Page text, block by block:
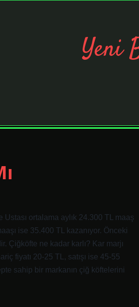
Yeni
ortalama aylık 24.300 TL maaş
ise 35.400 TL kazanıyor. Önceki
Çiğköfte ne kadar karlı? Kar marjı
fiyatı 20-25 TL, satışı ise 45-55
sahip bir markanın çiğ köftelerini